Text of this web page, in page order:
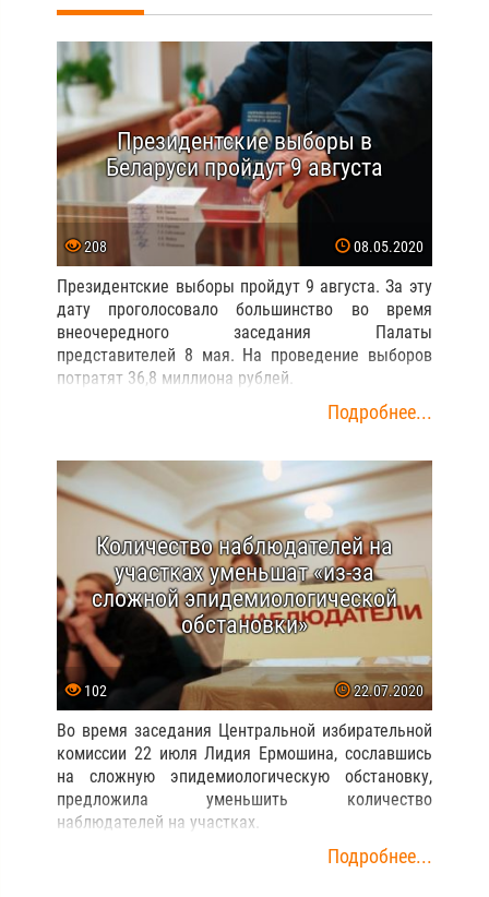
Президентские выборы в
Беларуси пройдут 9 августа
208 08.05.2020
Президентские выборы пройдут 9 августа. За эту
дату проголосовало большинство во время
внеочередного заседания Палаты
представителей 8 мая. На проведение выборов
потратят 36,8 миллиона рублей.
Подробнее...
Количество наблюдателей на
участках уменьшат «из-за
сложной эпидемиологической
обстановки»
102 22.07.2020
Во время заседания Центральной избирательной
комиссии 22 июля Лидия Ермошина, сославшись
на сложную эпидемиологическую обстановку,
предложила уменьшить количество
наблюдателей на участках.
Подробнее...